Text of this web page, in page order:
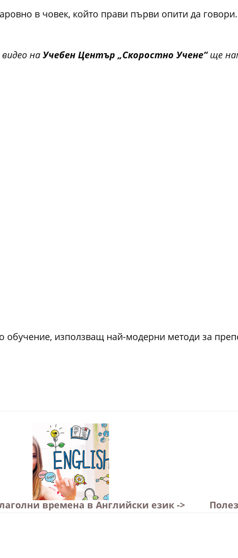
в човек, който прави първи опити да говори.
на Учебен Център „Скоростно Учене“ще
обучение, използващ най-модерни методи за
времена в Английски език ->